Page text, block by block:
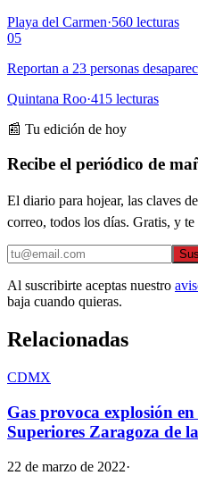
Playa del Carmen·560 lecturas
05
Reportan a 23 personas
Quintana Roo·415 lecturas
📰 Tu edición de hoy
Recibe el periódico de
El diario para hojear, las claves
correo, todos los días. Gratis, y
Al suscribirte aceptas nuestro
baja cuando quieras.
Relacionadas
CDMX
Gas provoca explosión
Superiores Zaragoza de
22 de marzo de 2022·